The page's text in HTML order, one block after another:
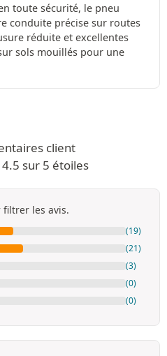
toute sécurité, le pneu
conduite précise sur routes
réduite et excellentes
sols mouillés pour une
client
4.5 sur 5 étoiles
les avis.
(19)
(21)
(3)
(0)
(0)